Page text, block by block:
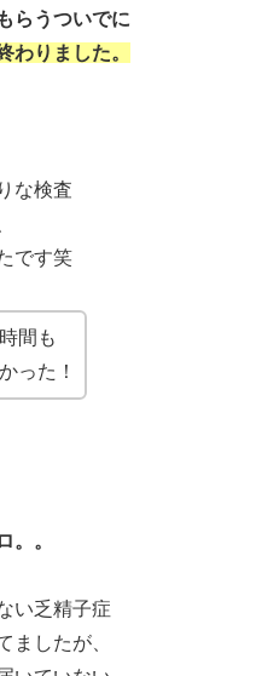
らうついでに
わりました。
な検査
です笑
間も
った！
。。
い乏精子症
ましたが、